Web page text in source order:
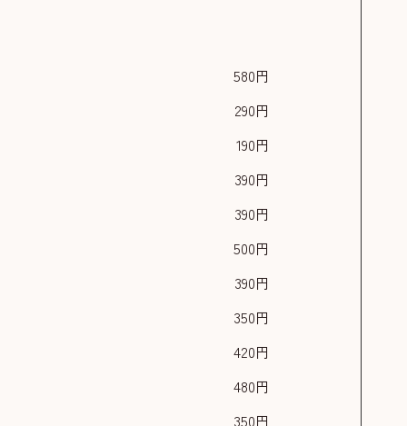
580円
290円
190円
390円
390円
500円
390円
350円
420円
480円
350円